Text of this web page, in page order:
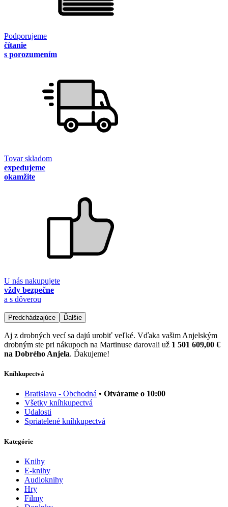
Podporujeme
čítanie
s porozumením
Tovar skladom
expedujeme
okamžite
U nás nakupujete
vždy bezpečne
a s dôverou
Predchádzajúce Ďalšie
Aj z drobných vecí sa dajú urobiť veľké. Vďaka vašim Anjelským
drobným ste pri nákupoch na Martinuse darovali už 1 501 609,00 €
na Dobrého Anjela. Ďakujeme!
Kníhkupectvá
Bratislava - Obchodná • Otvárame o 10:00
Všetky kníhkupectvá
Udalosti
Spriatelené kníhkupectvá
Kategórie
Knihy
E-knihy
Audioknihy
Hry
Filmy